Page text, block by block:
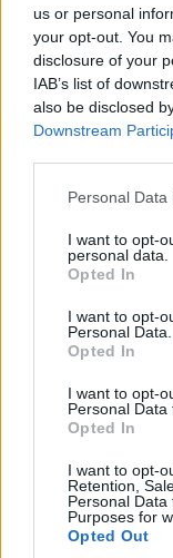
us or personal
your opt-out. You
disclosure of your
IAB’s list of
also be disclosed
Downstream
Please note that
not limited to your
grant or deny
use your data for
consent section.
Personal
I want to opt-
personal data.
Opted In
I want to opt-
Personal Data.
Opted In
I want to opt-
Personal Data
Opted In
I want to opt-
Retention,
Personal
Purposes for
Opted Out